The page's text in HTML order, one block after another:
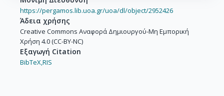
https://pergamos.lib.uoa.gr/uoa/dl/object/2952426
Άδεια χρήσης
Creative Commons Αναφορά Δημιουργού-Μη Εμπορική
Χρήση 4.0 (CC-BY-NC)
Εξαγωγή Citation
BibTeX,RIS